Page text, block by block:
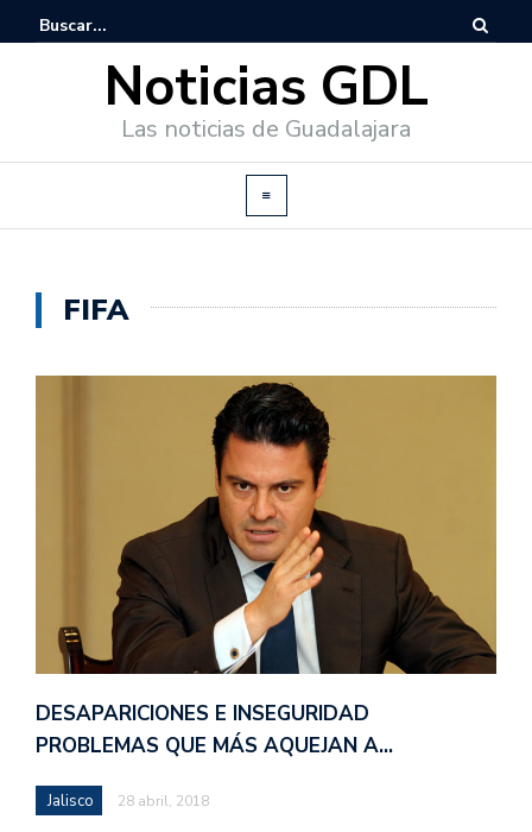
Noticias GDL
Las noticias de Guadalajara
FIFA
DESAPARICIONES E INSEGURIDAD
PROBLEMAS QUE MÁS AQUEJAN A…
Jalisco 28 abril, 2018